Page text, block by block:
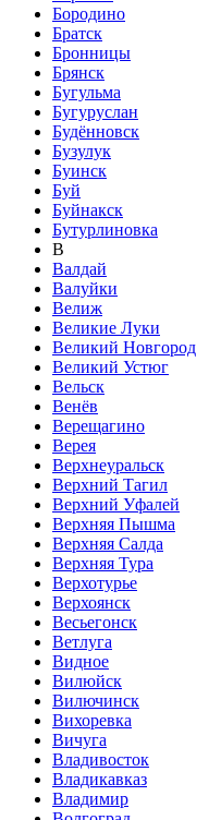
Бородино
Братск
Бронницы
Брянск
Бугульма
Бугуруслан
Будённовск
Бузулук
Буинск
Буй
Буйнакск
Бутурлиновка
В
Валдай
Валуйки
Велиж
Великие Луки
Великий Новгород
Великий Устюг
Вельск
Венёв
Верещагино
Верея
Верхнеуральск
Верхний Тагил
Верхний Уфалей
Верхняя Пышма
Верхняя Салда
Верхняя Тура
Верхотурье
Верхоянск
Весьегонск
Ветлуга
Видное
Вилюйск
Вилючинск
Вихоревка
Вичуга
Владивосток
Владикавказ
Владимир